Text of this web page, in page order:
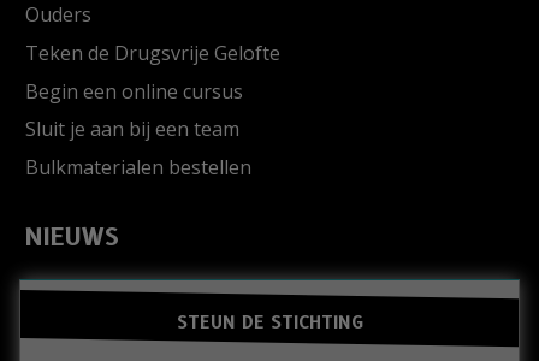
Ouders
Teken de Drugsvrije Gelofte
Begin een online cursus
Sluit je aan bij een team
Bulkmaterialen bestellen
NIEUWS
STEUN DE STICHTING